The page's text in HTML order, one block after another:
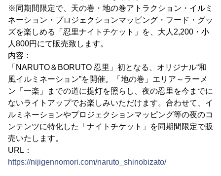
※同期間限定で、天の巻・地の巻アトラクション・イルミ
ネーション・プロジェクションマッピング・フード・グッ
ズを楽しめる「忍里ナイトチケット」を、大人2,200・小
人800円にて販売致します。
内容：
「NARUTO＆BORUTO 忍里」初となる、オリジナル“和
風イルミネーション”を開催。「地の巻」エリア～ラーメ
ン「一楽」までの道に提灯を照らし、夜の忍里を今までに
ないライトアップでお楽しみいただけます。合わせて、イ
ルミネーションやプロジェクションマッピング等の夜のコ
ンテンツに特化した「ナイトチケット」を同期間限定で販
売いたします。
URL：
https://nijigennomori.com/naruto_shinobizato/